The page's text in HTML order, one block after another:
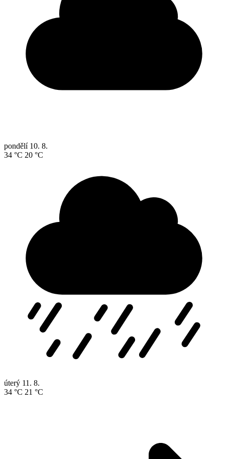
pondělí 10. 8.
34 °C 20 °C
úterý 11. 8.
34 °C 21 °C